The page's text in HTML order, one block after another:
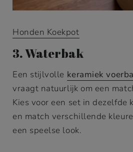
Honden Koekpot
3. Waterbak
Een stijlvolle keramiek
vraagt natuurlijk om een
Kies voor een set in dezelfde
en match verschillende
een speelse look.